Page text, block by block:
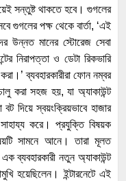
সন্তুষ্ট থাকতে হবে। গুগলের
গুগলের পক্ষ থেকে বার্তা, ‘এই
উন্নত মানের স্টোরেজ সেবা
নিরাপত্তা ও ডেটা রিকভারি
ব্যবহারকারীরা ফোন নম্বর
করা সহজ হয়, যা অ্যাকাউন্ট
দিয়ে স্বয়ংক্রিয়ভাবে হাজার
সাহায্য করে। প্রযুক্তি বিষয়ক
সামনে আনে। তারা মূলত
ব্যবহারকারী নতুন অ্যাকাউন্ট
হয়েছিলেন। ইন্টারনেটে এই